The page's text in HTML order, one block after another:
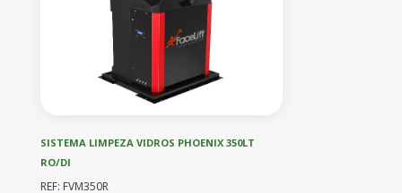
SISTEMA LIMPEZA VIDROS PHOENIX 350LT
RO/DI
REF: FVM350R